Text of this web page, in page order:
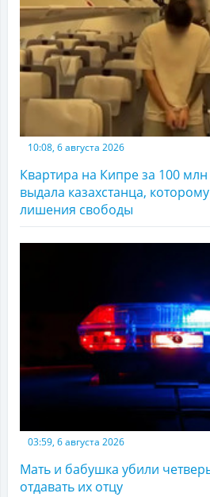
10:08, 6 августа 2026
Квартира на Кипре за 100 млн
выдала казахстанца,
лишения свободы
03:59, 6 августа 2026
Мать и бабушка убили
отдавать их отцу